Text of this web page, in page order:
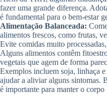
fazer uma grande diferença.
é fundamental para o bem-estar
Alimentação Balanceada:
alimentos frescos, como frutas,
Evite comidas muito
Alguns alimentos contêm
vegetais que agem de forma
Exemplos incluem soja, linhaça
ajudar a aliviar alguns sintomas.
é importante para manter o corpo